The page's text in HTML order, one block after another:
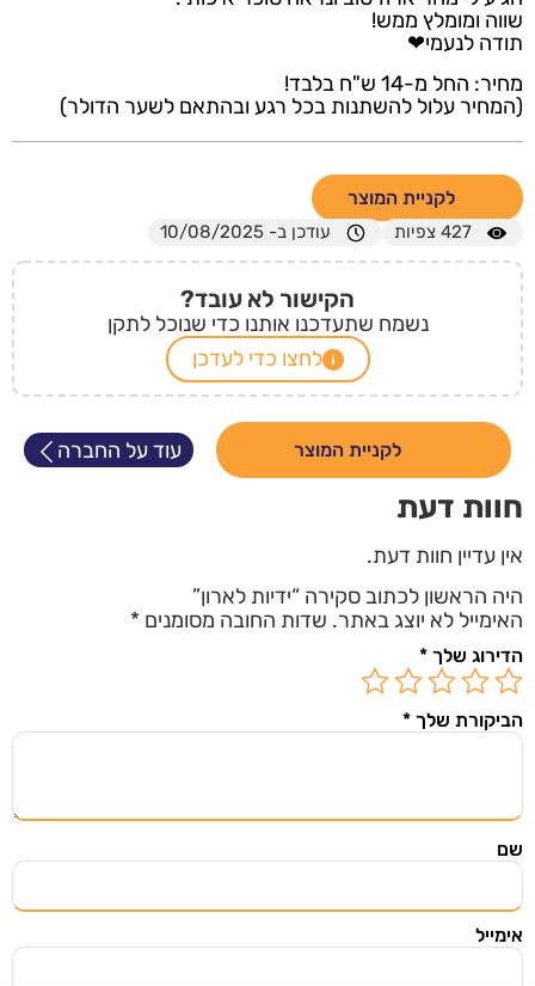
שווה ומומלץ ממש!
תודה לנעמי❤
מחיר: החל מ-14 ש"ח בלבד!
(המחיר עלול להשתנות בכל רגע ובהתאם לשער הדולר)
לקניית המוצר
427 צפיות עודכן ב- 10/08/2025
הקישור לא עובד?
נשמח שתעדכנו אותנו כדי שנוכל לתקן
לחצו כדי לעדכן
לקניית המוצר עוד על החברה
חוות דעת
אין עדיין חוות דעת.
היה הראשון לכתוב סקירה “ידיות לארון”
האימייל לא יוצג באתר. שדות החובה מסומנים *
הדירוג שלך *
הביקורת שלך *
שם
אימייל
השארו מעודכנים